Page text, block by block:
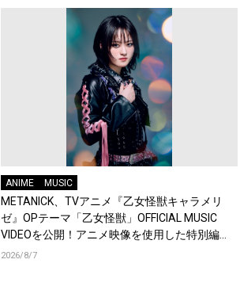
ANIME MUSIC
METANICK、TVアニメ『乙女怪獣キャラメリ
ゼ』OPテーマ「乙女怪獣」OFFICIAL MUSIC
VIDEOを公開！アニメ映像を使用した特別編
集！
2026/8/7